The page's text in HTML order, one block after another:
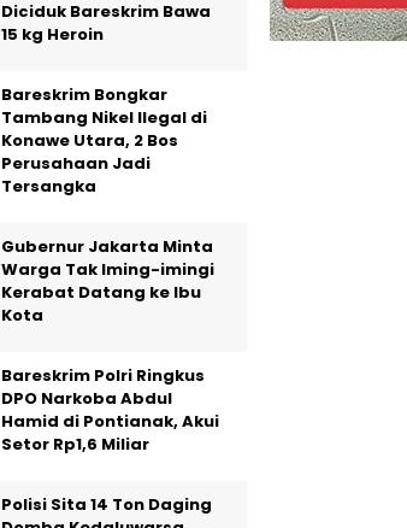
Diciduk Bareskrim Bawa
15 kg Heroin
Bareskrim Bongkar
Tambang Nikel Ilegal di
Konawe Utara, 2 Bos
Perusahaan Jadi
Tersangka
Gubernur Jakarta Minta
Warga Tak Iming-imingi
Kerabat Datang ke Ibu
Kota
Bareskrim Polri Ringkus
DPO Narkoba Abdul
Hamid di Pontianak, Akui
Setor Rp1,6 Miliar
Polisi Sita 14 Ton Daging